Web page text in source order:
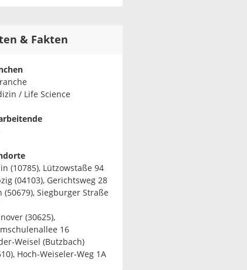
& Fakten
/ Life Science
(10785), Lützowstaße 94
(04103), Gerichtsweg 28
(50679), Siegburger Straße
(30625),
16
Weisel (Butzbach)
Hoch-Weiseler-Weg 1A